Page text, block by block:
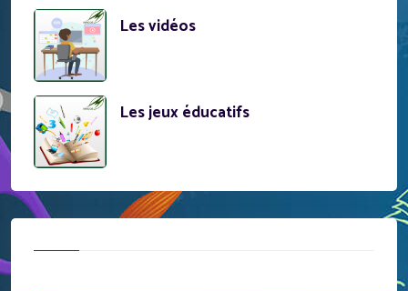
Les vidéos
Les jeux éducatifs